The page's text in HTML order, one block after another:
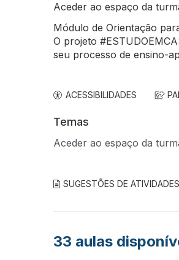
Aceder ao espaço da
Módulo de Orientação
O projeto
seu processo de ensino-
ACESSIBILIDADES
Temas
Aceder ao espaço da
SUGESTÕES DE
33 aulas